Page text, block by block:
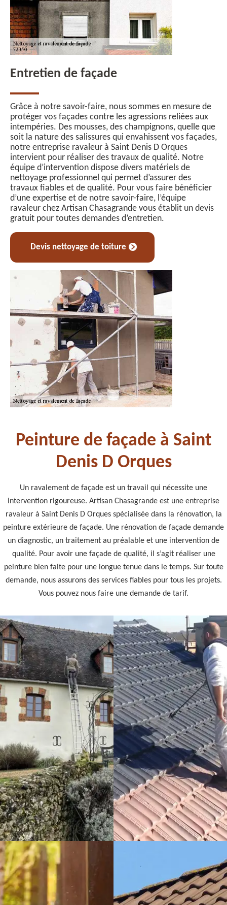
Entretien de façade
Grâce à notre savoir-faire, nous sommes en mesure de
protéger vos façades contre les agressions reliées aux
intempéries. Des mousses, des champignons, quelle que
soit la nature des salissures qui envahissent vos façades,
notre entreprise ravaleur à Saint Denis D Orques
intervient pour réaliser des travaux de qualité. Notre
équipe d’intervention dispose divers matériels de
nettoyage professionnel qui permet d’assurer des
travaux fiables et de qualité. Pour vous faire bénéficier
d’une expertise et de notre savoir-faire, l’équipe
ravaleur chez Artisan Chasagrande vous établit un devis
gratuit pour toutes demandes d’entretien.
Devis nettoyage de toiture
Peinture de façade à Saint
Denis D Orques
Un ravalement de façade est un travail qui nécessite une
intervention rigoureuse. Artisan Chasagrande est une entreprise
ravaleur à Saint Denis D Orques spécialisée dans la rénovation, la
peinture extérieure de façade. Une rénovation de façade demande
un diagnostic, un traitement au préalable et une intervention de
qualité. Pour avoir une façade de qualité, il s’agit réaliser une
peinture bien faite pour une longue tenue dans le temps. Sur toute
demande, nous assurons des services fiables pour tous les projets.
Vous pouvez nous faire une demande de tarif.